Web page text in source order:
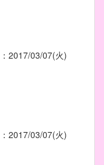
： 2017/03/07(火)
： 2017/03/07(火)